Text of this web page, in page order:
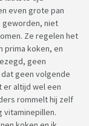
even grote pan
geworden, niet
Ze regelen het
prima koken, en
geen
geen volgende
er altijd wel een
rommelt hij zelf
vitaminepillen.